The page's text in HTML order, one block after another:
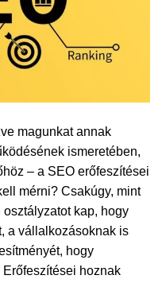
magunkat annak
ismeretében,
– a SEO erőfeszítései
mérni? Csakúgy, mint
kap, hogy
a vállalkozásoknak is
hogy
hoznak